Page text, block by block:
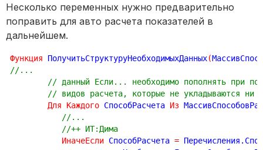
Несколько переменных нужно предварительно
поправить для авто расчета показателей в
дальнейшем.
Функция ПолучитьСтруктуруНеобходимыхДанных(
//...
// данный Если... необходимо пополнять при
// видов расчета, которые не укладываются ни
Для
Каждого СпособРасчета Из
//...
ИначеЕсли СпособРасчета =